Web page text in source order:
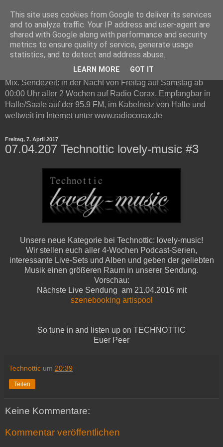
Technottic auf Radio Corax
Technottic ist eine Radioshow auf Radio Corax. Im
Mittelpunkt steht elektronische Musik. Neben Infos und
Neuvorstellungen gibt es in jeder Live-Sendung ein Gast DJ
Mix. Sendezeit: in der Nacht von Freitag auf Samstag ab
00:00 Uhr aller 2 Wochen auf Radio Corax. Empfangbar in
Halle/Saale auf der 95.9 FM, im Kabelnetz von Halle und
weltweit im Internet unter www.radiocorax.de
Freitag, 7. April 2017
07.04.207 Technottic lovely-music #3
Unsere neue Kategorie bei Technottic: lovely-music!
Wir stellen euch aller 4-Wochen Podcast-Serien,
interessante Live-Sets und Alben und geben der geliebten
Musik einen größeren Raum in unserer Sendung.
Vorschau:
Nächste Live Sendung am 21.04.2016 mit
szenebooking artispool
So tune in and listen up on TECHNOTTIC
Euer Peer
Technottic um 20:39
Teilen
Keine Kommentare:
Kommentar veröffentlichen
This site uses cookies from Google to deliver its services
and to analyze traffic. Your IP address and user-agent are
shared with Google along with performance and security
metrics to ensure quality of service, generate usage
statistics, and to detect and address abuse.
LEARN MORE GOT IT